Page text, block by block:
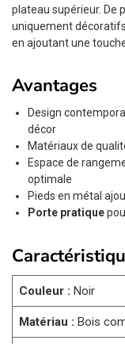
plateau supérieur. De
uniquement
en ajoutant une
Avantages
Design
décor
Matériaux de
Espace de
optimale
Pieds en métal
Porte pratique
Couleur : Noir
Matériau : Bois